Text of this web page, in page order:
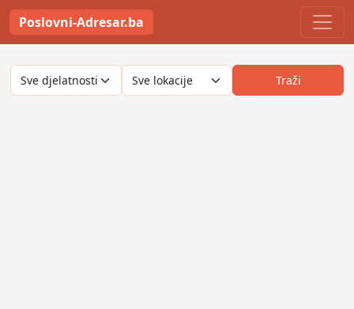
Poslovni-Adresar.ba
Traži